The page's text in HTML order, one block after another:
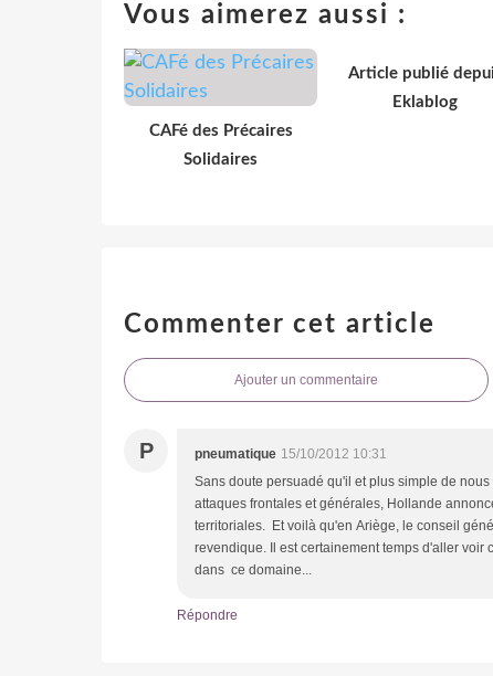
Vous aimerez aussi :
CAFé des Précaires
Solidaires
Article publié
Eklablog
Commenter cet article
Ajouter un commentaire
P pneumatique 15/10/2012 10:31
Sans doute persuadé qu'il et plus simple de
attaques frontales et générales, Hollande
territoriales. Et voilà qu'en Ariège, le conseil
revendique. Il est certainement temps d'aller
dans ce domaine...
Répondre